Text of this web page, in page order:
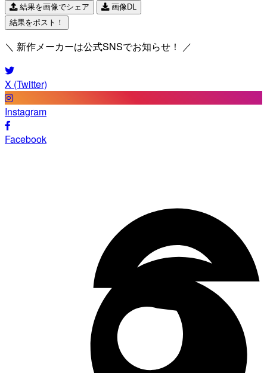
結果を画像でシェア
画像DL
結果をポスト！
＼ 新作メーカーは公式SNSでお知らせ！ ／
X (Twitter)
Instagram
Facebook